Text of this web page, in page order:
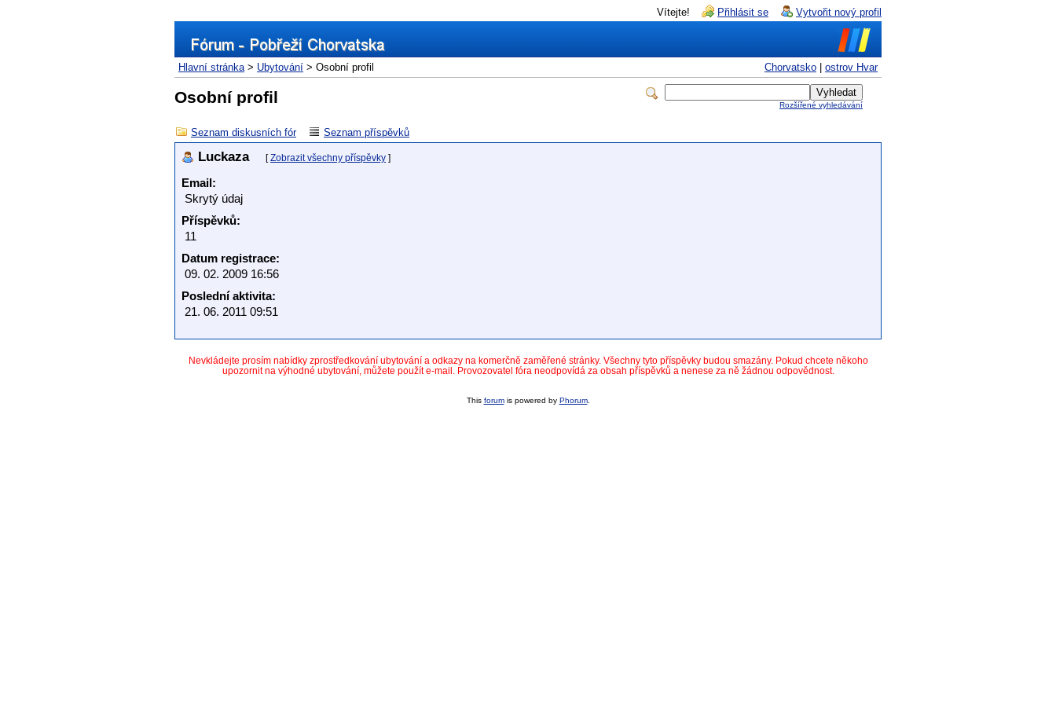
Vítejte! Přihlásit se Vytvořit nový profil
Chorvatsko ostrov Hvar
Hlavní stránka> Ubytování > Osobní profil
Rozšířené vyhledávání
Osobní profil
Seznam diskusních fór Seznam příspěvků
Luckaza [Zobrazit všechny příspěvky ]
Email:
Skrytý údaj
Příspěvků:
11
Datum registrace:
09. 02. 2009 16:56
Poslední aktivita:
21. 06. 2011 09:51
Nevkládejte prosím nabídky zprostředkování ubytování a odkazy na komerčně zaměřené stránky. Všechny tyto příspěvky budou smazány. Pokud chcete někoho
upozornit na výhodné ubytování, můžete použít e-mail. Provozovatel fóra neodpovídá za obsah příspěvků a nenese za ně žádnou odpovědnost.
This forumis powered by Phorum.